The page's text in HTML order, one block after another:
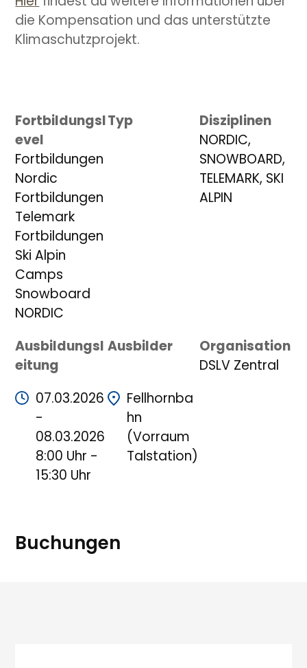
die Kompensation und das unterstützte
Klimaschutzprojekt.
Fortbildungsl
evel
Fortbildungen
Nordic
Fortbildungen
Telemark
Fortbildungen
Ski Alpin
Camps
Snowboard
NORDIC
Typ
Disziplinen
NORDIC,
SNOWBOARD,
TELEMARK, SKI
ALPIN
Ausbildungsl
eitung
Ausbilder
Organisation
DSLV Zentral
07.03.2026
-
08.03.2026
8:00 Uhr -
15:30 Uhr
Fellhornba
hn
(Vorraum
Talstation)
Buchungen